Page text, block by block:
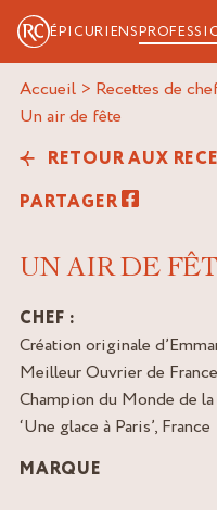
ÉPICURIENS
Accueil > Recettes de
un air de fête
RETOUR AUX
PARTAGER
UN AIR DE
CHEF :
Création originale
Meilleur Ouvrier de
Champion du Monde de
‘Une glace à Paris’, France
MARQUE